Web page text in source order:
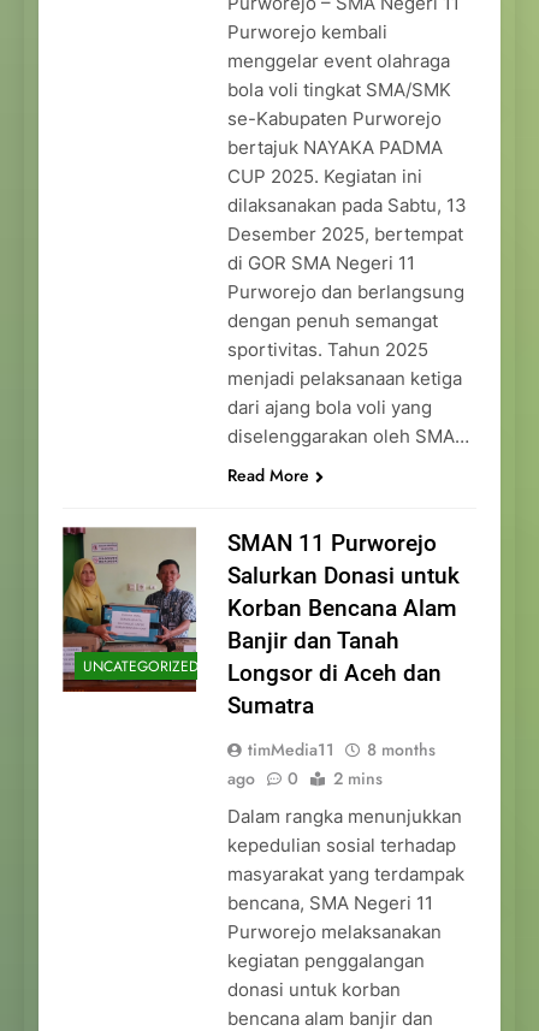
Purworejo kembali
menggelar event olahraga
bola voli tingkat SMA/SMK
se-Kabupaten Purworejo
bertajuk NAYAKA PADMA
CUP 2025. Kegiatan ini
dilaksanakan pada Sabtu, 13
Desember 2025, bertempat
di GOR SMA Negeri 11
Purworejo dan berlangsung
dengan penuh semangat
sportivitas. Tahun 2025
menjadi pelaksanaan ketiga
dari ajang bola voli yang
diselenggarakan oleh SMA…
Read More
UNCATEGORIZED
SMAN 11 Purworejo
Salurkan Donasi untuk
Korban Bencana Alam
Banjir dan Tanah
Longsor di Aceh dan
Sumatra
timMedia11
8 months
ago
0 2 mins
Dalam rangka menunjukkan
kepedulian sosial terhadap
masyarakat yang terdampak
bencana, SMA Negeri 11
Purworejo melaksanakan
kegiatan penggalangan
donasi untuk korban
bencana alam banjir dan